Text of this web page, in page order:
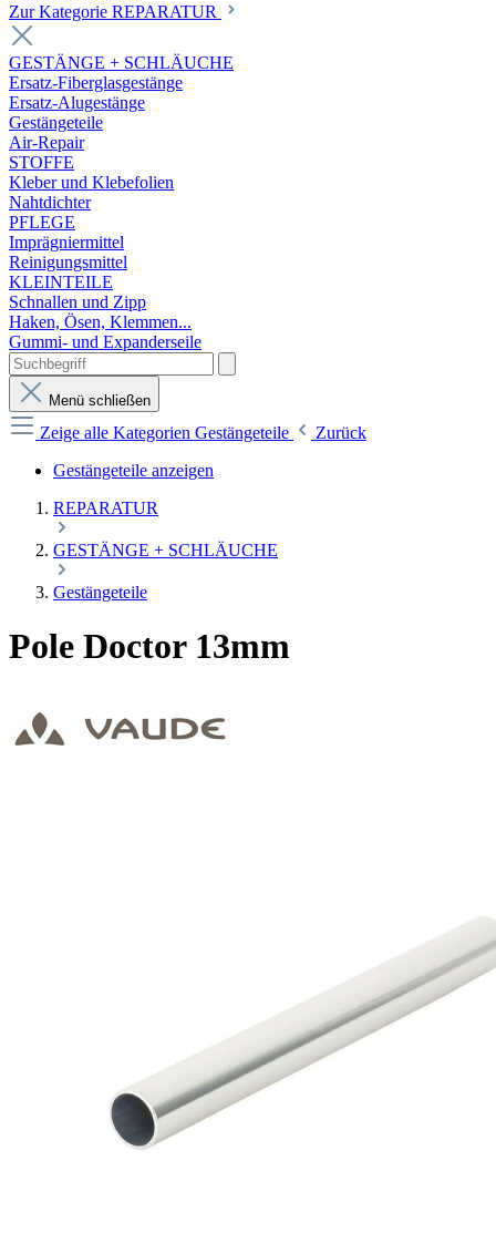
Zur Kategorie REPARATUR
GESTÄNGE + SCHLÄUCHE
Ersatz-Fiberglasgestänge
Ersatz-Alugestänge
Gestängeteile
Air-Repair
STOFFE
Kleber und Klebefolien
Nahtdichter
PFLEGE
Imprägniermittel
Reinigungsmittel
KLEINTEILE
Schnallen und Zipp
Haken, Ösen, Klemmen...
Gummi- und Expanderseile
Menü schließen
Zeige alle Kategorien Gestängeteile
Zurück
Gestängeteile anzeigen
REPARATUR
GESTÄNGE + SCHLÄUCHE
Gestängeteile
Pole Doctor 13mm